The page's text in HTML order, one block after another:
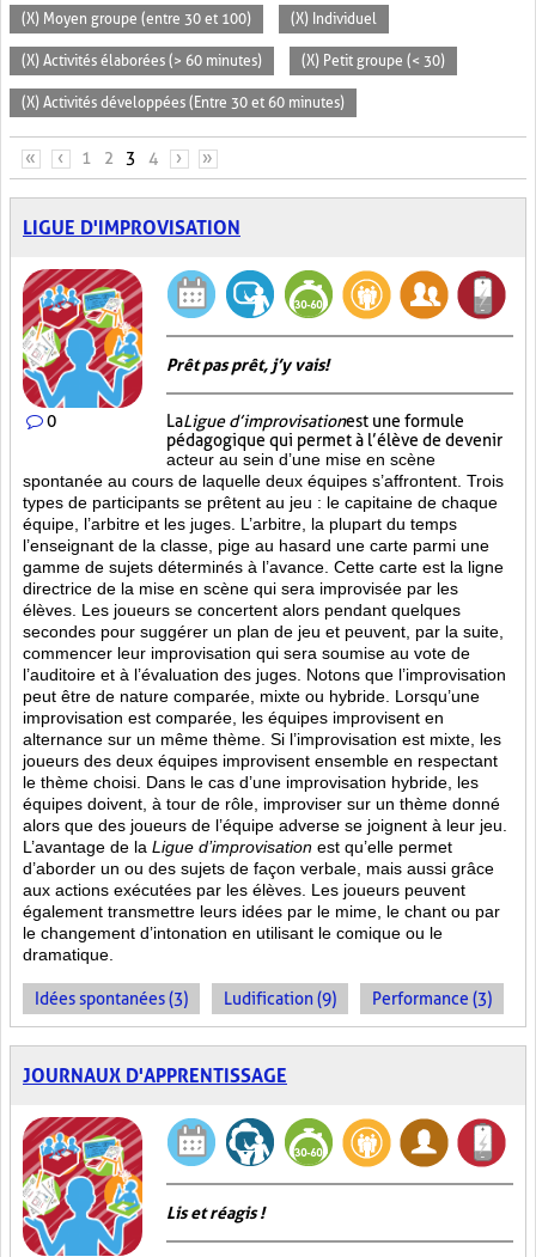
(X) Moyen groupe (entre 30 et 100) (X) Individuel
(X) Activités élaborées (> 60 minutes) (X) Petit groupe (< 30)
(X) Activités développées (Entre 30 et 60 minutes)
PAGES
« ‹ 1 2 3 4 › »
LIGUE D'IMPROVISATION
0
Prêt pas prêt, j’y vais!
LaLigue d’improvisationest une formule
pédagogique qui permet à l’élève de devenir
acteur au sein d’une mise en scène
spontanée au cours de laquelle deux équipes s’affrontent. Trois
types de participants se prêtent au jeu : le capitaine de chaque
équipe, l’arbitre et les juges. L’arbitre, la plupart du temps
l’enseignant de la classe, pige au hasard une carte parmi une
gamme de sujets déterminés à l’avance. Cette carte est la ligne
directrice de la mise en scène qui sera improvisée par les
élèves. Les joueurs se concertent alors pendant quelques
secondes pour suggérer un plan de jeu et peuvent, par la suite,
commencer leur improvisation qui sera soumise au vote de
l’auditoire et à l’évaluation des juges. Notons que l’improvisation
peut être de nature comparée, mixte ou hybride. Lorsqu’une
improvisation est comparée, les équipes improvisent en
alternance sur un même thème. Si l’improvisation est mixte, les
joueurs des deux équipes improvisent ensemble en respectant
le thème choisi. Dans le cas d’une improvisation hybride, les
équipes doivent, à tour de rôle, improviser sur un thème donné
alors que des joueurs de l’équipe adverse se joignent à leur jeu.
L’avantage de la Ligue d’improvisation est qu’elle permet
d’aborder un ou des sujets de façon verbale, mais aussi grâce
aux actions exécutées par les élèves. Les joueurs peuvent
également transmettre leurs idées par le mime, le chant ou par
le changement d’intonation en utilisant le comique ou le
dramatique.
Idées spontanées (3) Ludification (9) Performance (3)
JOURNAUX D'APPRENTISSAGE
Lis et réagis !